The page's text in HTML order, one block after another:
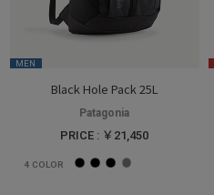
MEN
Black Hole Pack 25L
Patagonia
PRICE : ￥21,450
4 COLOR